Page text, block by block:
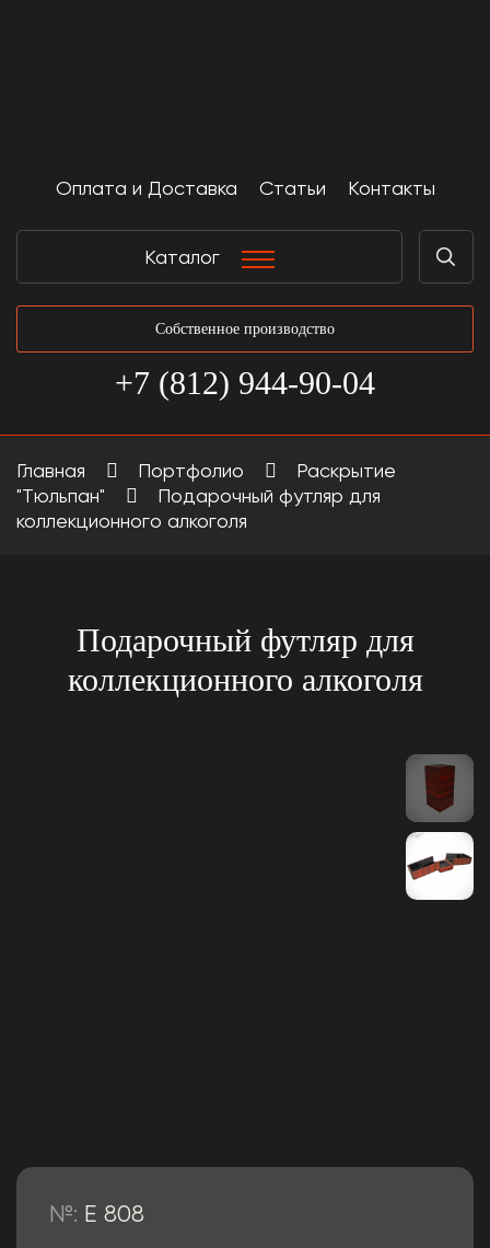
Оплата и Доставка Статьи Контакты
Каталог
Собственное производство
+7 (812) 944-90-04
Главная Портфолио
Раскрытие
"Тюльпан"
Подарочный футляр для
коллекционного алкоголя
Подарочный футляр для
коллекционного алкоголя
№: E 808